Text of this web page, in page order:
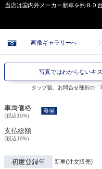
当店は国内外メーカー新車を約８０
画像ギャラリーへ
写真ではわからないキ
タップ後、お問合せ種別の
車両価格
(税込10%)
整備
支払総額
(税込10%)
初度登録年 新車(注文販売)